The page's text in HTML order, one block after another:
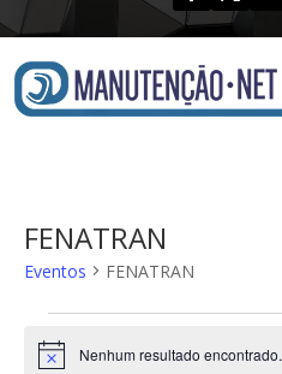
FENATRAN
Eventos FENATRAN
Eventos
Notice Nenhum resultado encontrado.